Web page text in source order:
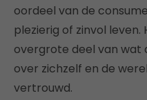
oordeel van de
plezierig of zinvol
overgrote deel van wat
over zichzelf en de
vertrouwd.